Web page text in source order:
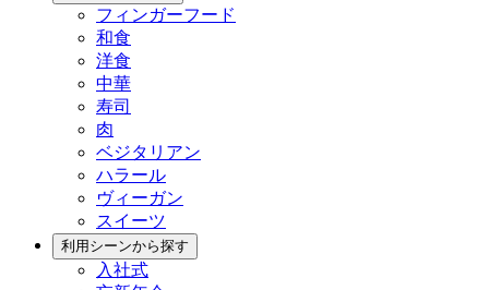
フィンガーフード
和食
洋食
中華
寿司
肉
ベジタリアン
ハラール
ヴィーガン
スイーツ
利用シーンから探す
入社式